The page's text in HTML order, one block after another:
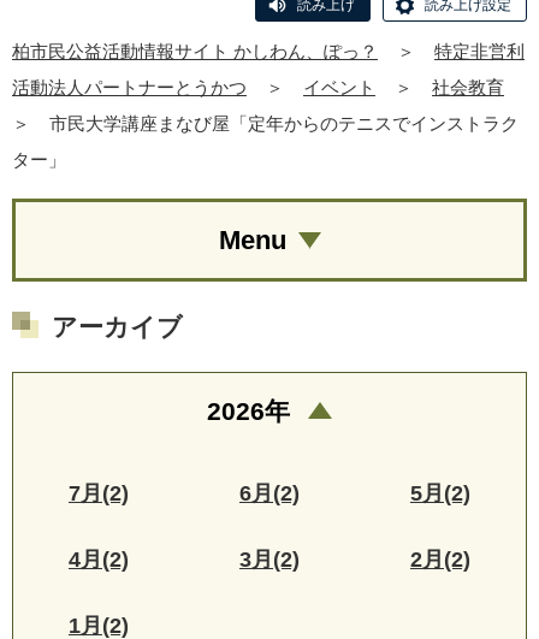
読み上げ 読み上げ設定
柏市民公益活動情報サイト かしわん、ぽっ？ ＞
特定非営利
活動法人パートナーとうかつ
＞ イベント ＞
社会教育
＞
市民大学講座まなび屋「定年からのテニスでインストラク
ター」
Menu
アーカイブ
2026年
7月(2) 6月(2) 5月(2)
4月(2) 3月(2) 2月(2)
1月(2)